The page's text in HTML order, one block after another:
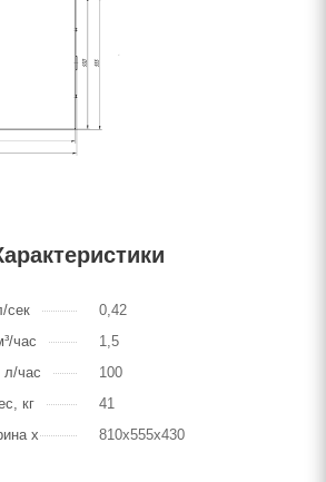
сек
0,42
час
1,5
л/час
100
кг
41
х
810х555х430